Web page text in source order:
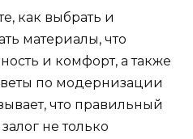
как выбрать и
материалы, что
и комфорт, а также
по модернизации
что правильный
не только